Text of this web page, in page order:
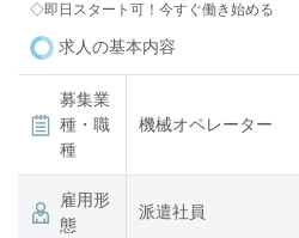
◇即日スタート可！今すぐ働き始める
求人の基本内容
募集業
種・職
種
機械オペレーター
雇用形
態
派遣社員